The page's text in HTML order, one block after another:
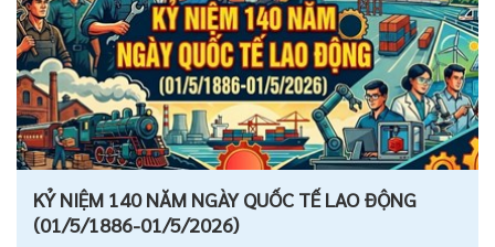
KỶ NIỆM 140 NĂM NGÀY QUỐC TẾ LAO ĐỘNG
(01/5/1886-01/5/2026)